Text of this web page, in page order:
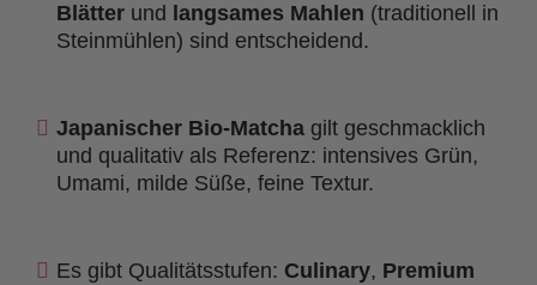
Blätter und langsames Mahlen (traditionell in
Steinmühlen) sind entscheidend.
Japanischer Bio-Matcha gilt geschmacklich
und qualitativ als Referenz: intensives Grün,
Umami, milde Süße, feine Textur.
Es gibt Qualitätsstufen: Culinary, Premium